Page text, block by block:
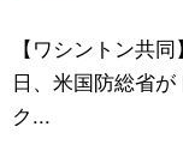
文化
動画/Live
スポーツ・東京2020
【ワシントン共
日、米国防総省
ク...